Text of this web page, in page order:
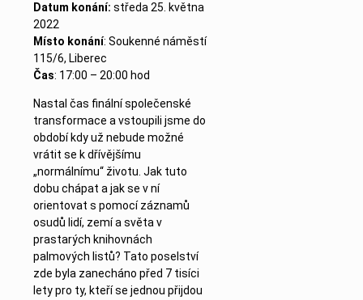
Datum konání: středa 25. května
2022
Místo konání: Soukenné náměstí
115/6, Liberec
Čas: 17:00 – 20:00 hod
Nastal čas finální společenské
transformace a vstoupili jsme do
období kdy už nebude možné
vrátit se k dřívějšímu
„normálnímu“ životu. Jak tuto
dobu chápat a jak se v ní
orientovat s pomocí záznamů
osudů lidí, zemí a světa v
prastarých knihovnách
palmových listů? Tato poselství
zde byla zanecháno před 7 tisíci
lety pro ty, kteří se jednou přijdou